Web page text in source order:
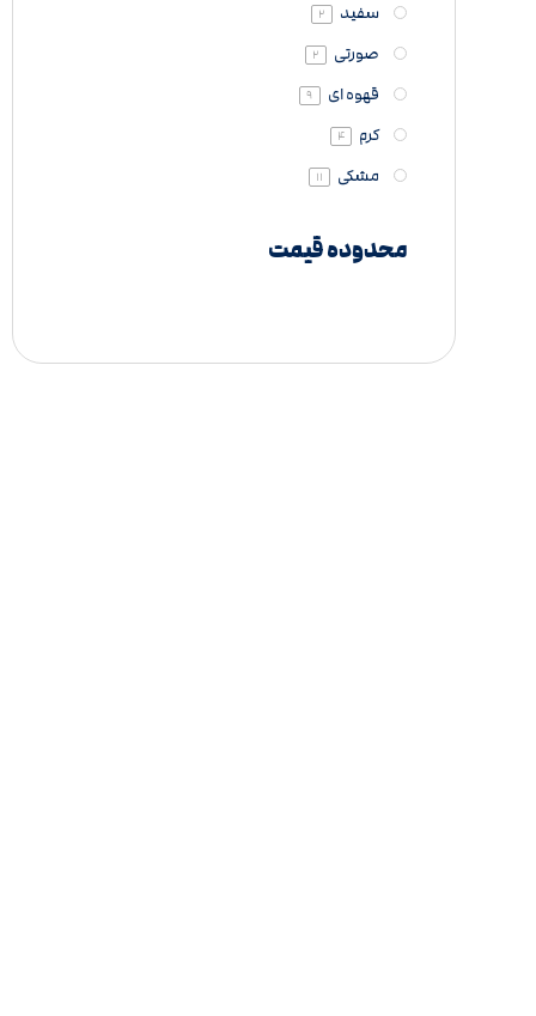
سفید 2
صورتی 2
قهوه ای 9
کرم 4
مشکی 11
محدوده قیمت